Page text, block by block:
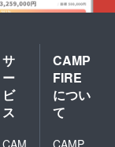
サ
ー
ビ
ス
CAM
CAMP
FIRE
につい
て
CAMP